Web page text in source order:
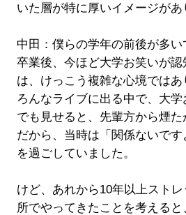
いた層が特に厚いイメージがあ
中田：僕らの学年の前後が多
卒業後、今ほど大学お笑いが
は、けっこう複雑な心境では
ろんなライブに出る中で、大
でも見せると、先輩方から煙た
だから、当時は「関係ないで
を過ごしていました。
けど、あれから10年以上スト
所でやってきたことを考える